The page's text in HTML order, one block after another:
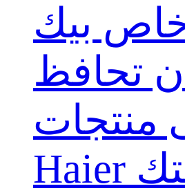
بيك
تحافظ
منتجات